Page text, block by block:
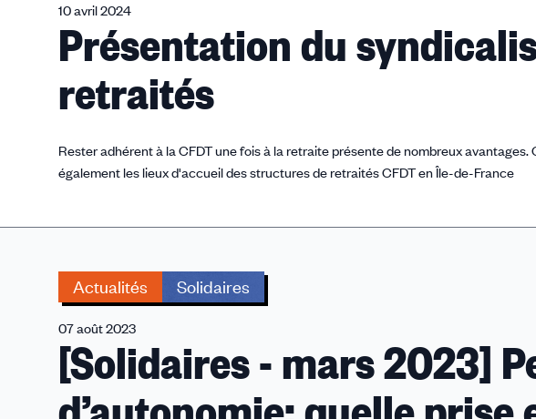
10 avril 2024
Présentation du
retraités
Rester adhérent à la CFDT une fois à la retraite présente de nombreux avantages.
également les lieux d'accueil des structures de retraités CFDT en Île-de-France
Actualités Solidaires
07 août 2023
[Solidaires - mars 2023]